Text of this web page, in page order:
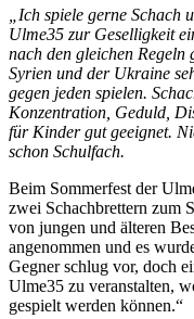
„Ich spiele gerne Schach
Ulme35 zur Geselligkeit
nach den gleichen
Syrien und der Ukraine
gegen jeden spielen.
Konzentration, Geduld,
für Kinder gut geeignet.
schon Schulfach.
Beim Sommerfest der
zwei Schachbrettern zum
von jungen und älteren
angenommen und es
Gegner schlug vor, doch
Ulme35 zu veranstalten,
gespielt werden können.“